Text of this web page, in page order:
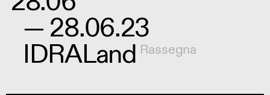
— 28.06.23
IDRALand Rassegna